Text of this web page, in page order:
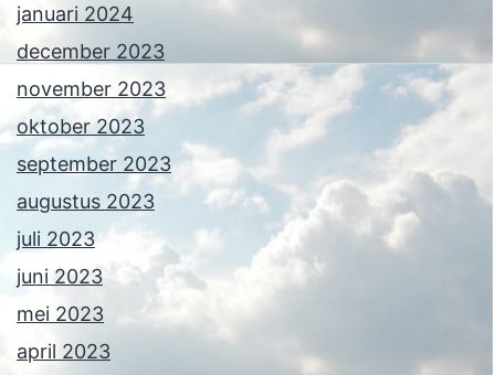
januari 2024
december 2023
november 2023
oktober 2023
september 2023
augustus 2023
juli 2023
juni 2023
mei 2023
april 2023